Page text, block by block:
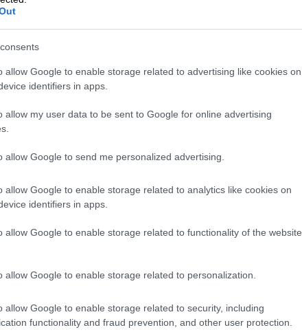
allow Google to enable storage related to advertising like cookies on
identifiers in apps.
allow my user data to be sent to Google for online advertising
allow Google to send me personalized advertising.
allow Google to enable storage related to analytics like cookies on
identifiers in apps.
allow Google to enable storage related to functionality of the website
allow Google to enable storage related to personalization.
allow Google to enable storage related to security, including
functionality and fraud prevention, and other user protection.
Επιχειρήσεων –Εκπαίδευσης
Εκπαίδευσης της Σχολής
της 114ΠΜ/332Μ
Επιχειρήσεων του Σμήνους
ΠΜ/ΣΜΕΤ)
Επιχειρήσεων της 114ΠΜ/332Μ
331Μ σε αεροσκάφη Mirage 2000
114ΠΜ/334M σε αεροσκάφη Mirage F-
111ΠΜ/341M σε αεροσκάφη F-5Α/B
πτήσης.
C, T-2E, T-33A/B, F-5Α/Β, Mirage F-1CG